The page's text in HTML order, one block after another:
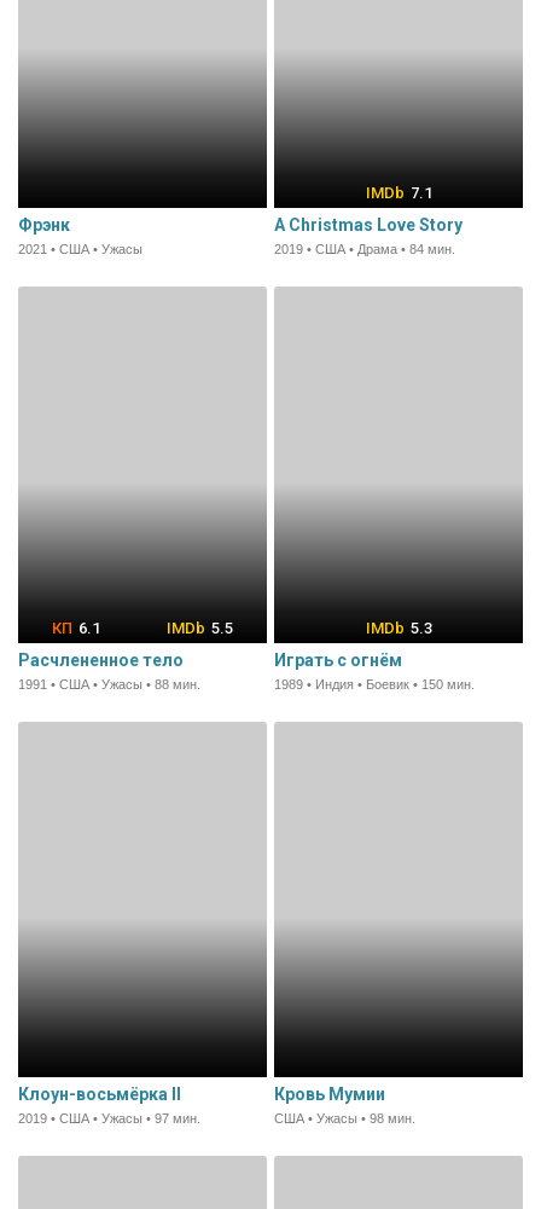
Фрэнк
2021 • США • Ужасы
7.1
A Christmas Love Story
2019 • США • Драма • 84 мин.
6.1 5.5
Расчлененное тело
1991 • США • Ужасы • 88 мин.
5.3
Играть с огнём
1989 • Индия • Боевик • 150 мин.
Клоун-восьмёрка II
2019 • США • Ужасы • 97 мин.
Кровь Мумии
США • Ужасы • 98 мин.